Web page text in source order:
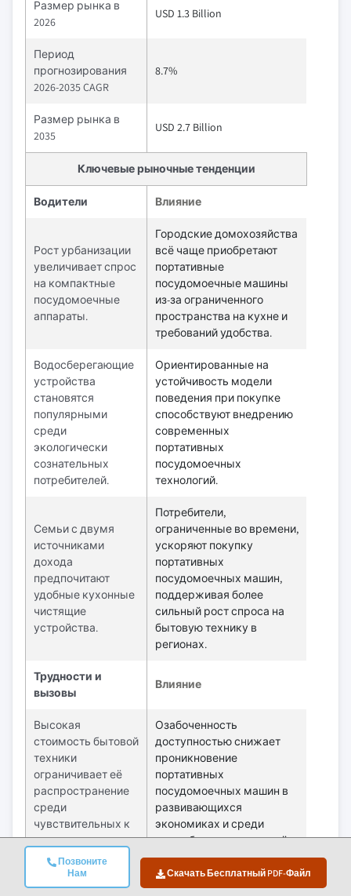
Позвоните
Нам
Скачать Бесплатный PDF-Файл
Размер рынка в
2026
USD 1.3 Billion
Период
прогнозирования
2026-2035 CAGR
8.7%
Размер рынка в
2035
USD 2.7 Billion
Ключевые рыночные тенденции
Водители Влияние
Рост урбанизации
увеличивает спрос
на компактные
посудомоечные
аппараты.
Городские домохозяйства
всё чаще приобретают
портативные
посудомоечные машины
из-за ограниченного
пространства на кухне и
требований удобства.
Водосберегающие
устройства
становятся
популярными
среди
экологически
сознательных
потребителей.
Ориентированные на
устойчивость модели
поведения при покупке
способствуют внедрению
современных
портативных
посудомоечных
технологий.
Семьи с двумя
источниками
дохода
предпочитают
удобные кухонные
чистящие
устройства.
Потребители,
ограниченные во времени,
ускоряют покупку
портативных
посудомоечных машин,
поддерживая более
сильный рост спроса на
бытовую технику в
регионах.
Трудности и
вызовы
Влияние
Высокая
стоимость бытовой
техники
ограничивает её
распространение
среди
чувствительных к
ценам
потребителей
Озабоченность
доступностью снижает
проникновение
портативных
посудомоечных машин в
развивающихся
экономиках и среди
малообеспеченных слоёв
населения
Маленькие кухни